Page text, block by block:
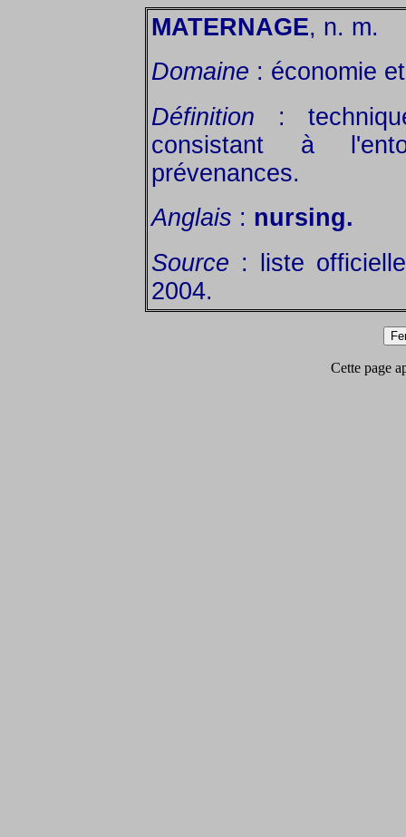
MATERNAGE, n. m.
Domaine : économie
Définition :
consistant à
prévenances.
Anglais : nursing.
Source : liste
2004.
Cette page